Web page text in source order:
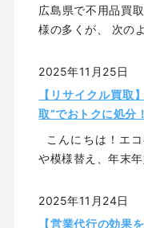
広島県で不用品買
様の多くが、 次の
2025年11月25日
【リサイクル買取
取”でおトクに処分
こんにちは！エ
や模様替え、年末
2025年11月24日
【営業代行の効果